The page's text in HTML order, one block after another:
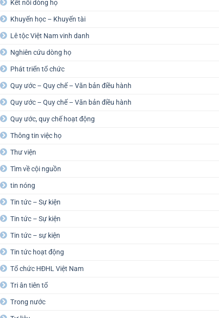
Kết nối dòng họ
Khuyến học – Khuyến tài
Lê tộc Việt Nam vinh danh
Nghiên cứu dòng họ
Phát triển tổ chức
Quy ước – Quy chế – Văn bản điều hành
Quy ước – Quy chế – Văn bản điều hành
Quy ước, quy chế hoạt động
Thông tin việc họ
Thư viện
Tìm về cội nguồn
tin nóng
Tin tức – Sự kiện
Tin tức – Sự kiện
Tin tức – sự kiện
Tin tức hoạt động
Tổ chức HĐHL Việt Nam
Tri ân tiên tổ
Trong nước